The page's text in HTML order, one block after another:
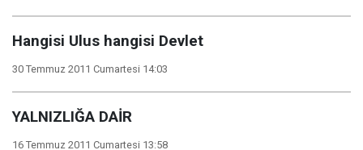
Hangisi Ulus hangisi Devlet
30 Temmuz 2011 Cumartesi 14:03
YALNIZLIĞA DAİR
16 Temmuz 2011 Cumartesi 13:58